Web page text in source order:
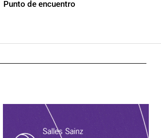
Punto de encuentro